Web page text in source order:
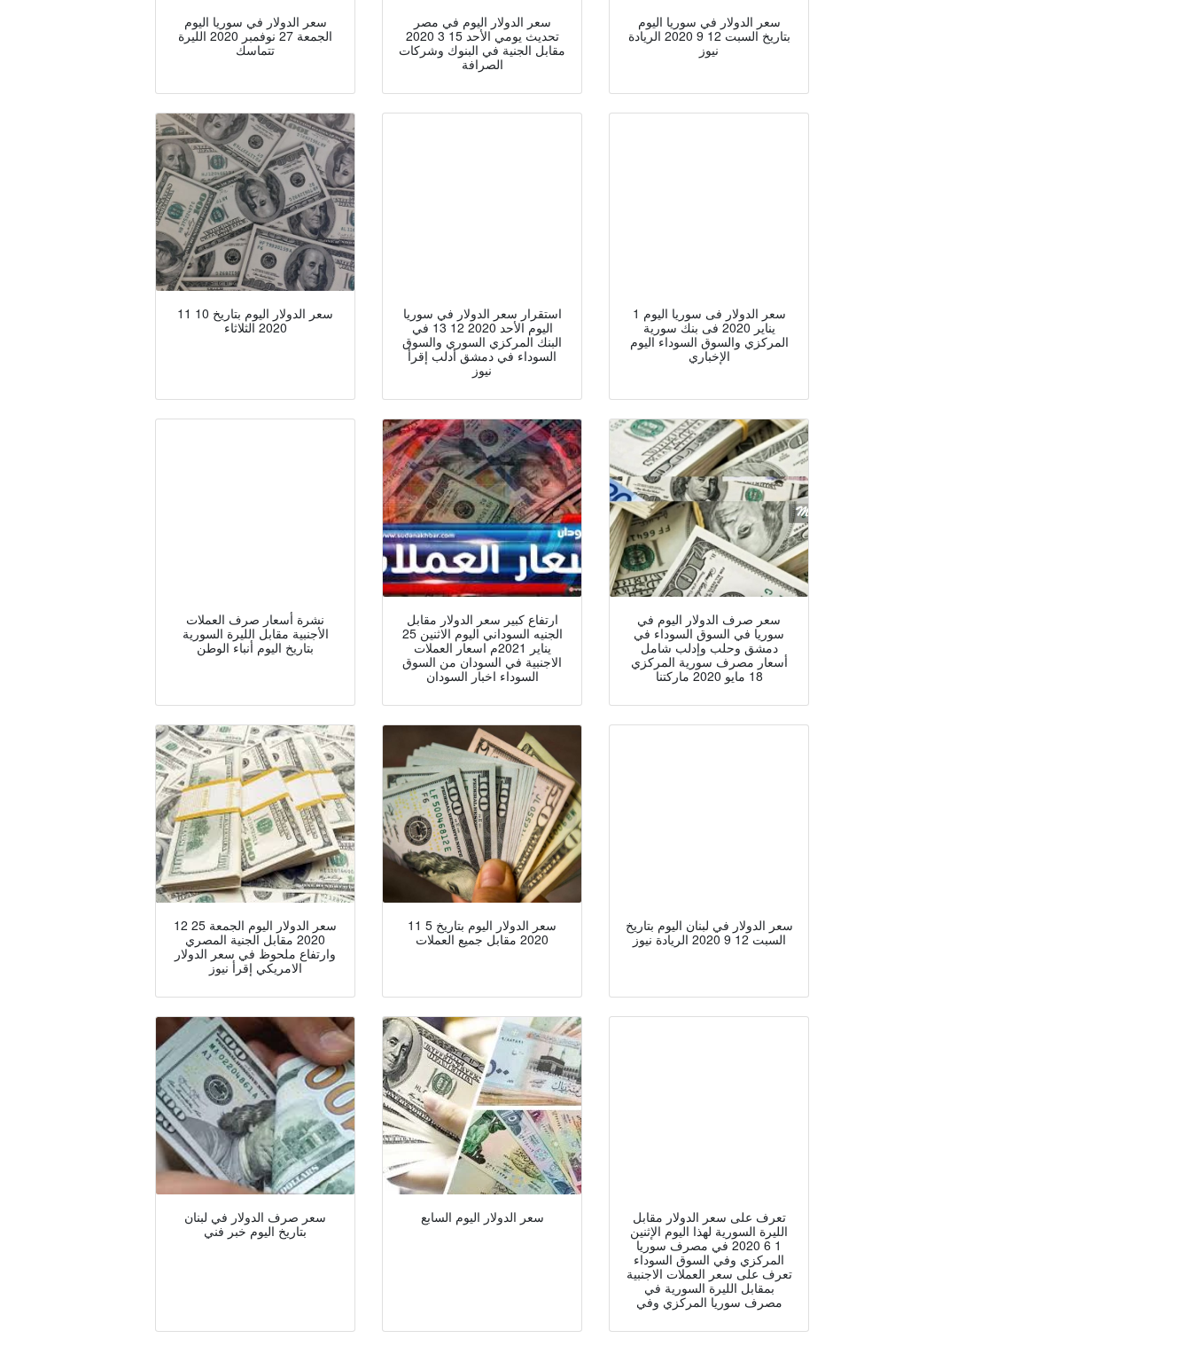
سعر الدولار في سوريا اليوم
الجمعة 27 نوفمبر 2020 الليرة
تتماسك
سعر الدولار اليوم في مصر
تحديث يومي الأحد 15 3 2020
مقابل الجنية في البنوك وشركات
الصرافة
سعر الدولار في سوريا اليوم
بتاريخ السبت 12 9 2020 الريادة
نيوز
سعر الدولار اليوم بتاريخ 10 11
2020 الثلاثاء
استقرار سعر الدولار في سوريا
اليوم الأحد 2020 12 13 في
البنك المركزي السوري والسوق
السوداء في دمشق أدلب إقرأ
نيوز
سعر الدولار فى سوريا اليوم 1
يناير 2020 فى بنك سورية
المركزي والسوق السوداء اليوم
الإخباري
نشرة أسعار صرف العملات
الأجنبية مقابل الليرة السورية
بتاريخ اليوم أنباء الوطن
ارتفاع كبير سعر الدولار مقابل
الجنيه السوداني اليوم الاثنين 25
يناير 2021م اسعار العملات
الاجنبية في السودان من السوق
السوداء اخبار السودان
سعر صرف الدولار اليوم في
سوريا في السوق السوداء في
دمشق وحلب وإدلب شامل
أسعار مصرف سورية المركزي
18 مايو 2020 ماركتنا
سعر الدولار اليوم الجمعة 25 12
2020 مقابل الجنية المصري
وارتفاع ملحوظ في سعر الدولار
الامريكي إقرأ نيوز
سعر الدولار اليوم بتاريخ 5 11
2020 مقابل جميع العملات
سعر الدولار في لبنان اليوم بتاريخ
السبت 12 9 2020 الريادة نيوز
سعر صرف الدولار في لبنان
بتاريخ اليوم خبر فني
سعر الدولار اليوم السابع
تعرف على سعر الدولار مقابل
الليرة السورية لهذا اليوم الإثنين
1 6 2020 في مصرف سوريا
المركزي وفي السوق السوداء
تعرف على سعر العملات الاجنبية
بمقابل الليرة السورية في
مصرف سوريا المركزي وفي